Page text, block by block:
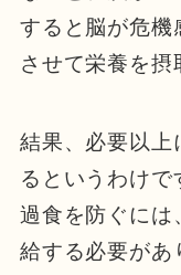
すると脳が危機
させて栄養を摂
結果、必要以上
るというわけで
過食を防ぐには
給する必要があ